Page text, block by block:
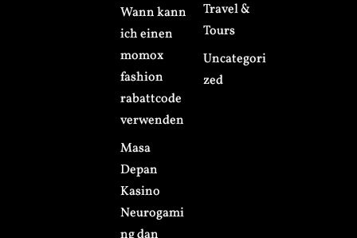
Wann kann
ich einen
momox
fashion
rabattcode
verwenden
Masa
Depan
Kasino
Neurogami
Travel &
Tours
Uncategori
zed